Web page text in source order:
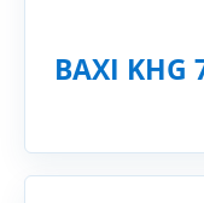
BAXI KHG